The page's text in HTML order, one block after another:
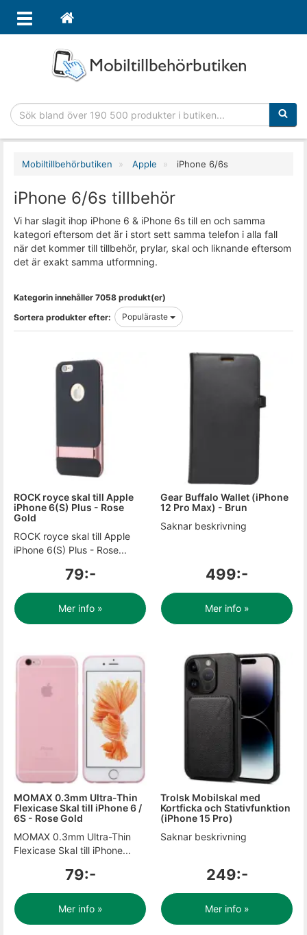
Mobiltillbehörbutiken Apple iPhone 6/6s
iPhone 6/6s tillbehör
Vi har slagit ihop iPhone 6 & iPhone 6s till en och samma
kategori eftersom det är i stort sett samma telefon i alla fall
när det kommer till tillbehör, prylar, skal och liknande eftersom
det är exakt samma utformning.
Kategorin innehåller 7058 produkt(er)
Sortera produkter efter:
Populäraste
ROCK royce skal till Apple
iPhone 6(S) Plus - Rose
Gold
ROCK royce skal till Apple
iPhone 6(S) Plus - Rose...
79:-
Mer info »
Gear Buffalo Wallet (iPhone
12 Pro Max) - Brun
Saknar beskrivning
499:-
Mer info »
MOMAX 0.3mm Ultra-Thin
Flexicase Skal till iPhone 6 /
6S - Rose Gold
MOMAX 0.3mm Ultra-Thin
Flexicase Skal till iPhone...
79:-
Mer info »
Trolsk Mobilskal med
Kortficka och Stativfunktion
(iPhone 15 Pro)
Saknar beskrivning
249:-
Mer info »